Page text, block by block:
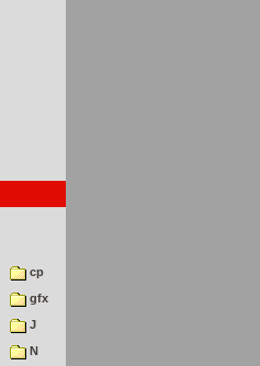
cp
gfx
J
N